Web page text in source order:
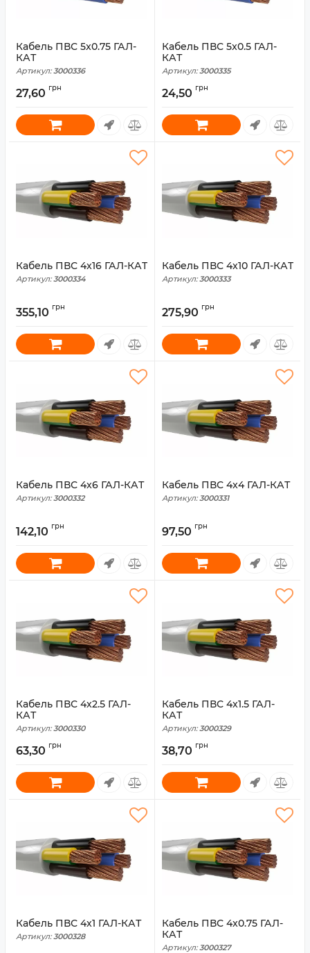
Кабель ПВС 5x0.75 ГАЛ-
КАТ
Артикул: 3000336
27,60 грн
Кабель ПВС 5x0.5 ГАЛ-
КАТ
Артикул: 3000335
24,50 грн
Кабель ПВС 4x16 ГАЛ-КАТ
Артикул: 3000334
355,10 грн
Кабель ПВС 4x10 ГАЛ-КАТ
Артикул: 3000333
275,90 грн
Кабель ПВС 4x6 ГАЛ-КАТ
Артикул: 3000332
142,10 грн
Кабель ПВС 4x4 ГАЛ-КАТ
Артикул: 3000331
97,50 грн
Кабель ПВС 4x2.5 ГАЛ-
КАТ
Артикул: 3000330
63,30 грн
Кабель ПВС 4x1.5 ГАЛ-
КАТ
Артикул: 3000329
38,70 грн
Кабель ПВС 4x1 ГАЛ-КАТ
Артикул: 3000328
Кабель ПВС 4x0.75 ГАЛ-
КАТ
Артикул: 3000327